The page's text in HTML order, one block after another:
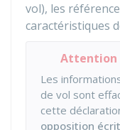
vol), les
caractéristiques
Attention
Les
de vol sont
cette
opposition